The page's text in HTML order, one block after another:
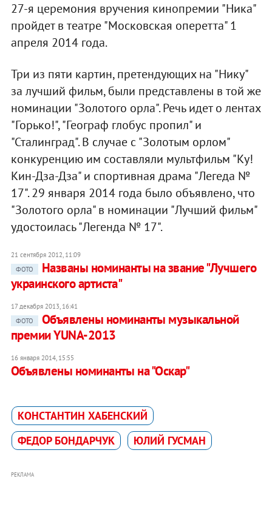
27-я церемония вручения кинопремии "Ника"
пройдет в театре "Московская оперетта" 1
апреля 2014 года.
Три из пяти картин, претендующих на "Нику"
за лучший фильм, были представлены в той же
номинации "Золотого орла". Речь идет о лентах
"Горько!", "Географ глобус пропил" и
"Сталинград". В случае с "Золотым орлом"
конкуренцию им составляли мультфильм "Ку!
Кин-Дза-Дза" и спортивная драма "Легеда №
17". 29 января 2014 года было объявлено, что
"Золотого орла" в номинации "Лучший фильм"
удостоилась "Легенда № 17".
21 сентября 2012, 11:09
ФОТО
Названы номинанты на звание "Лучшего
украинского артиста"
17 декабря 2013, 16:41
ФОТО
Объявлены номинанты музыкальной
премии YUNA-2013
16 января 2014, 15:55
Объявлены номинанты на "Оскар"
КОНСТАНТИН ХАБЕНСКИЙ
ФЕДОР БОНДАРЧУК
ЮЛИЙ ГУСМАН
РЕКЛАМА